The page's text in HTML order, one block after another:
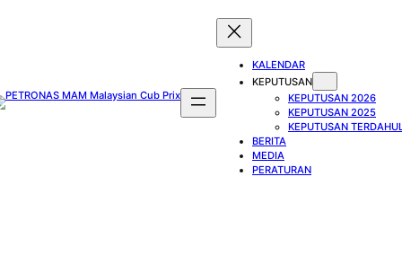
KALENDAR
KEPUTUSAN
KEPUTUSAN 2026
KEPUTUSAN 2025
KEPUTUSAN
BERITA
MEDIA
PERATURAN